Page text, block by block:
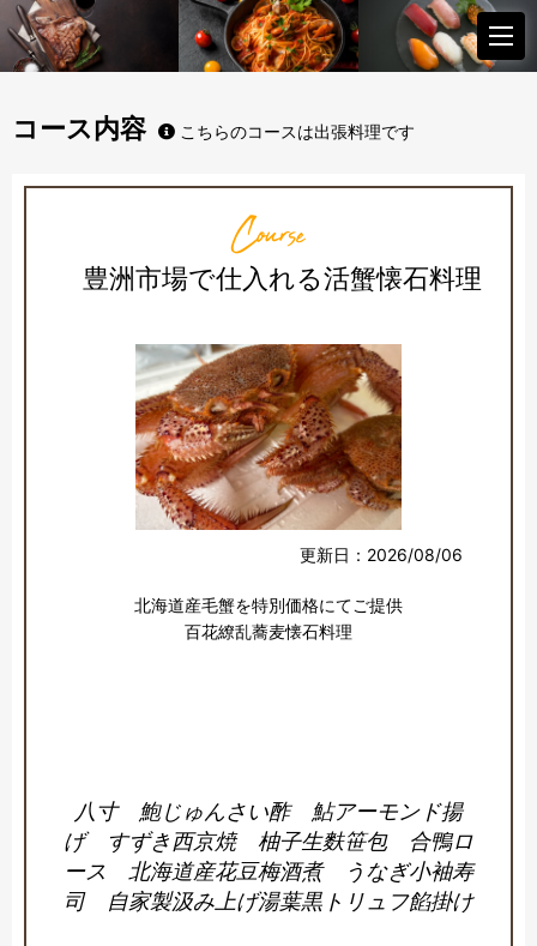
コース内容 こちらのコースは出張料理です
Course
豊洲市場で仕入れる活蟹懐石料理
更新日：2026/08/06
北海道産毛蟹を特別価格にてご提供
百花繚乱蕎麦懐石料理
八寸 鮑じゅんさい酢 鮎アーモンド揚
げ すずき西京焼 柚子生麩笹包 合鴨ロ
ース 北海道産花豆梅酒煮 うなぎ小袖寿
司 自家製汲み上げ湯葉黒トリュフ餡掛け